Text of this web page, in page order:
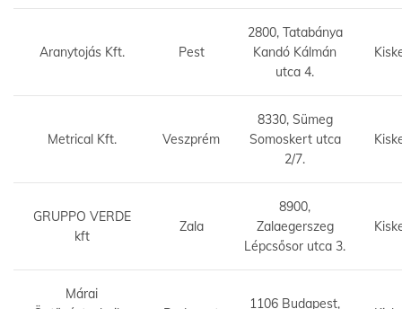
Aranytojás Kft. Pest
2800, Tatabánya
Kandó Kálmán
utca 4.
Metrical Kft. Veszprém
8330, Sümeg
Somoskert utca
2/7.
GRUPPO VERDE
kft
Zala
8900,
Zalaegerszeg
Lépcsősor utca 3.
Márai
1106 Budapest,